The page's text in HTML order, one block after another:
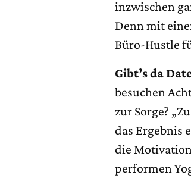
inzwischen
Denn mit
Büro-Hustle
Gibt’s da
besuchen
zur Sorge?
das Ergebnis
die
performen